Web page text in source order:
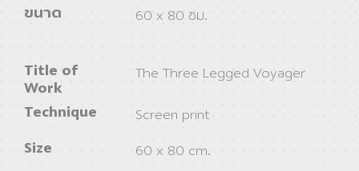
ขนาด 60 x 80 ซม.
Title of
Work
The Three Legged Voyager
Technique Screen print
Size 60 x 80 cm.